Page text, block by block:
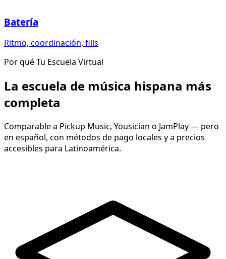
Batería
Ritmo, coordinación, fills
Por qué Tu Escuela Virtual
La escuela de música hispana más
completa
Comparable a Pickup Music, Yousician o JamPlay — pero
en español, con métodos de pago locales y a precios
accesibles para Latinoamérica.